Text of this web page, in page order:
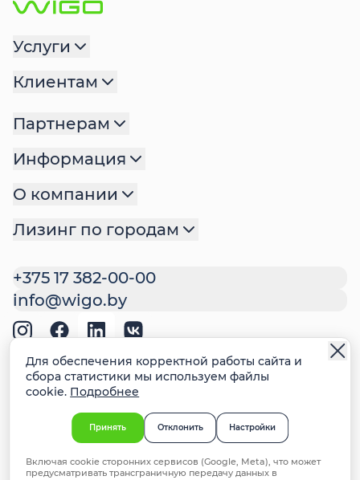
+375 17 382-00-00
info@wigo.by
Услуги
Клиентам
Партнерам
Информация
О компании
Лизинг по городам
Политика обработки
персональных данных
Политика файлов cookie
Настройки cookie
Ответственное раскрытие
информации о недостатках систем
безопасности
Для обеспечения корректной работы сайта и
сбора статистики мы используем файлы
cookie. Подробнее
Принять Отклонить Настройки
Включая cookie сторонних сервисов (Google, Meta), что может
предусматривать трансграничную передачу данных в